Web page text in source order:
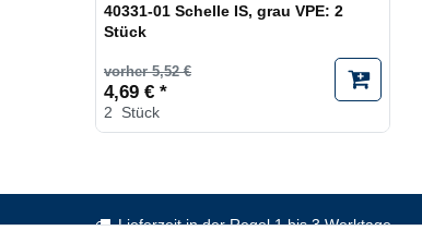
40331-01 Schelle IS, grau VPE: 2
Stück
vorher 5,52 €
4,69 € *
2 Stück
Lieferzeit in der Regel 1 bis 3 Werktage